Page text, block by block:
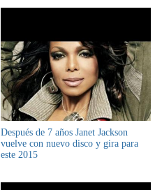
Después de 7 años Janet Jackson
vuelve con nuevo disco y gira para
este 2015